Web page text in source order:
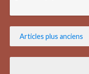
Navigation
des
Articles plus anciens